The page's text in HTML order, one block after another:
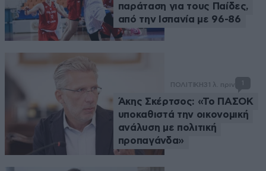
παράταση για τους Παίδες,
από την Ισπανία με 96-86
ΠΟΛΙΤΙΚΗ31 λ. πριν 1
Άκης Σκέρτσος: «Το ΠΑΣΟΚ
υποκαθιστά την οικονομική
ανάλυση με πολιτική
προπαγάνδα»